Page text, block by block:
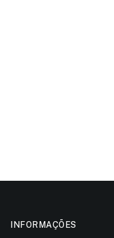
INFORMAÇÕES